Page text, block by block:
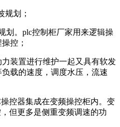
划；
。plc控制柜厂家用来逻辑操
控；
装置进行维护一起又具有软发
载的速度，调度水压，流速
器集成在变频操控柜内。变
但更多是侧重变频调速的功